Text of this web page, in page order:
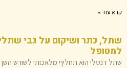
קרא עוד »
שתל, כתר ושיקום על גבי
למטופל
שתל דנטלי הוא תחליף מלאכותי לשורש